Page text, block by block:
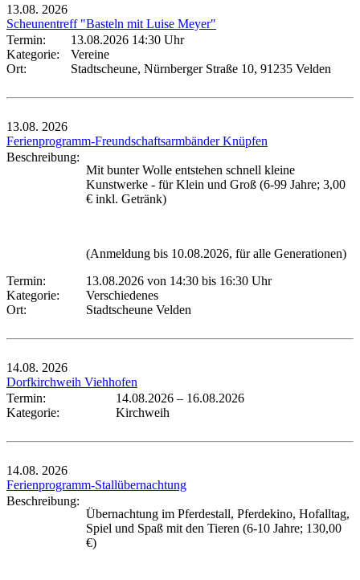
13.08. 2026
Scheunentreff "Basteln mit Luise Meyer"
Termin:
13.08.2026 14:30 Uhr
Kategorie:
Vereine
Ort:
Stadtscheune, Nürnberger Straße 10, 91235 Velden
13.08. 2026
Ferienprogramm-Freundschaftsarmbänder Knüpfen
Beschreibung:
Mit bunter Wolle entstehen schnell kleine
Kunstwerke - für Klein und Groß (6-99 Jahre; 3,00
€ inkl. Getränk)
(Anmeldung bis 10.08.2026, für alle Generationen)
Termin:
13.08.2026 von 14:30 bis 16:30 Uhr
Kategorie:
Verschiedenes
Ort:
Stadtscheune Velden
14.08. 2026
Dorfkirchweih Viehhofen
Termin:
14.08.2026 – 16.08.2026
Kategorie:
Kirchweih
14.08. 2026
Ferienprogramm-Stallübernachtung
Beschreibung:
Übernachtung im Pferdestall, Pferdekino, Hofalltag,
Spiel und Spaß mit den Tieren (6-10 Jahre; 130,00
€)